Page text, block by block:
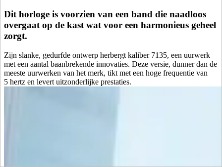
Dit horloge is voorzien van een band die naadloos
overgaat op de kast wat voor een harmonieus geheel
zorgt.
Zijn slanke, gedurfde ontwerp herbergt kaliber 7135, een uurwerk
met een aantal baanbrekende innovaties. Deze versie, dunner dan de
meeste uurwerken van het merk, tikt met een hoge frequentie van
5 hertz en levert uitzonderlijke prestaties.